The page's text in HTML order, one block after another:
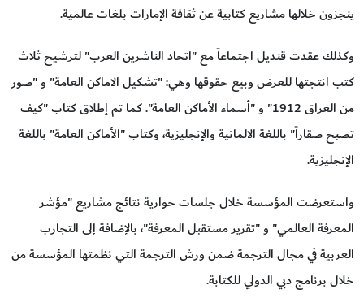
ينجزون خلالها مشاريع كتابية عن ثقافة الإمارات بلغات عالمية.
وكذلك عقدت قنديل اجتماعاً مع "اتحاد الناشرين العرب" لترشيح ثلاث
كتب انتجتها للعرض وبيع حقوقها وهي: "تشكيل الاماكن العامة" و "صور
من العراق 1912" و "أسماء الأماكن العامة". كما تم إطلاق كتاب "كيف
تصبح صقاراً" باللغة الالمانية والإنجليزية، وكتاب "الأماكن العامة" باللغة
الإنجليزية.
واستعرضت المؤسسة خلال جلسات حوارية نتائج مشاريع "مؤشر
المعرفة العالمي" و "تقرير مستقبل المعرفة"، بالإضافة إلى التجارب
العربية في مجال الترجمة ضمن ورش الترجمة التي نظمتها المؤسسة من
خلال برنامج دبي الدولي للكتابة.